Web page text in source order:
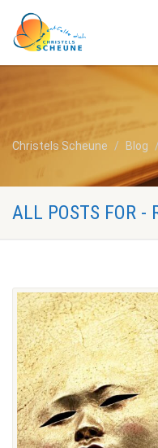
Christels Scheune Blog
ALL POSTS FOR -